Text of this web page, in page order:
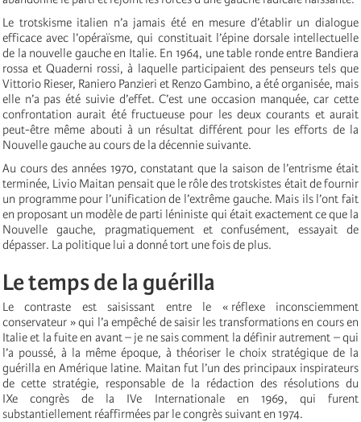
Le trotskisme italien n’a jamais été en mesure d’établir un dialogue
efficace avec l’opéraïsme, qui constituait l’épine dorsale intellectuelle
de la nouvelle gauche en Italie. En 1964, une table ronde entre Bandiera
rossa et Quaderni rossi, à laquelle participaient des penseurs tels que
Vittorio Rieser, Raniero Panzieri et Renzo Gambino, a été organisée, mais
elle n’a pas été suivie d’effet. C’est une occasion manquée, car cette
confrontation aurait été fructueuse pour les deux courants et aurait
peut-être même abouti à un résultat différent pour les efforts de la
Nouvelle gauche au cours de la décennie suivante.
Au cours des années 1970, constatant que la saison de l’entrisme était
terminée, Livio Maitan pensait que le rôle des trotskistes était de fournir
un programme pour l’unification de l’extrême gauche. Mais ils l’ont fait
en proposant un modèle de parti léniniste qui était exactement ce que la
Nouvelle gauche, pragmatiquement et confusément, essayait de
dépasser. La politique lui a donné tort une fois de plus.
Le temps de la guérilla
Le contraste est saisissant entre le « réflexe inconsciemment
conservateur » qui l’a empêché de saisir les transformations en cours en
Italie et la fuite en avant – je ne sais comment la définir autrement – qui
l’a poussé, à la même époque, à théoriser le choix stratégique de la
guérilla en Amérique latine. Maitan fut l’un des principaux inspirateurs
de cette stratégie, responsable de la rédaction des résolutions du
IXe congrès de la IVe Internationale en 1969, qui furent
substantiellement réaffirmées par le congrès suivant en 1974.